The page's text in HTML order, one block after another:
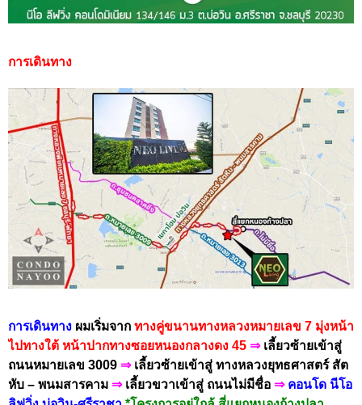
การเดินทาง
การเดินทาง ผมเริ่มจาก ทางคู่ขนานทางหลวงหมายเลข 7 มุ่งหน้า
ไปทางใต้ หน้าปากทางซอยหนองกลางดง 45 ⇒ เลี้ยวซ้ายเข้าสู่
ถนนหมายเลข 3009 ⇒เลี้ยวซ้ายเข้าสู่ ทางหลวงยุทธศาสตร์ สัต
หับ – พนมสารคาม ⇒เลี้ยวขวาเข้าสู่ ถนนไม่มีชื่อ ⇒ คอนโด นีโอ